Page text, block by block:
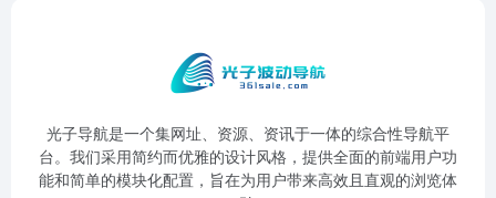
光子导航是一个集网址、资源、资讯于一体的综合性导航平
台。我们采用简约而优雅的设计风格，提供全面的前端用户功
能和简单的模块化配置，旨在为用户带来高效且直观的浏览体